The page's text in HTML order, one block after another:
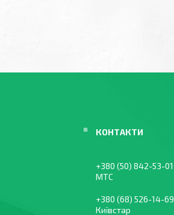
+380 (50) 842-53-01
МТС
+380 (68) 526-14-69
Київстар